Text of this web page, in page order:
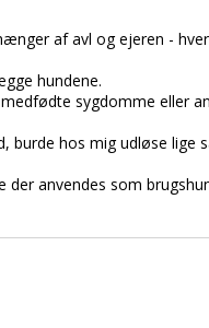
af avl og ejeren -
hundene.
sygdomme eller
burde hos mig udløse lige
anvendes som